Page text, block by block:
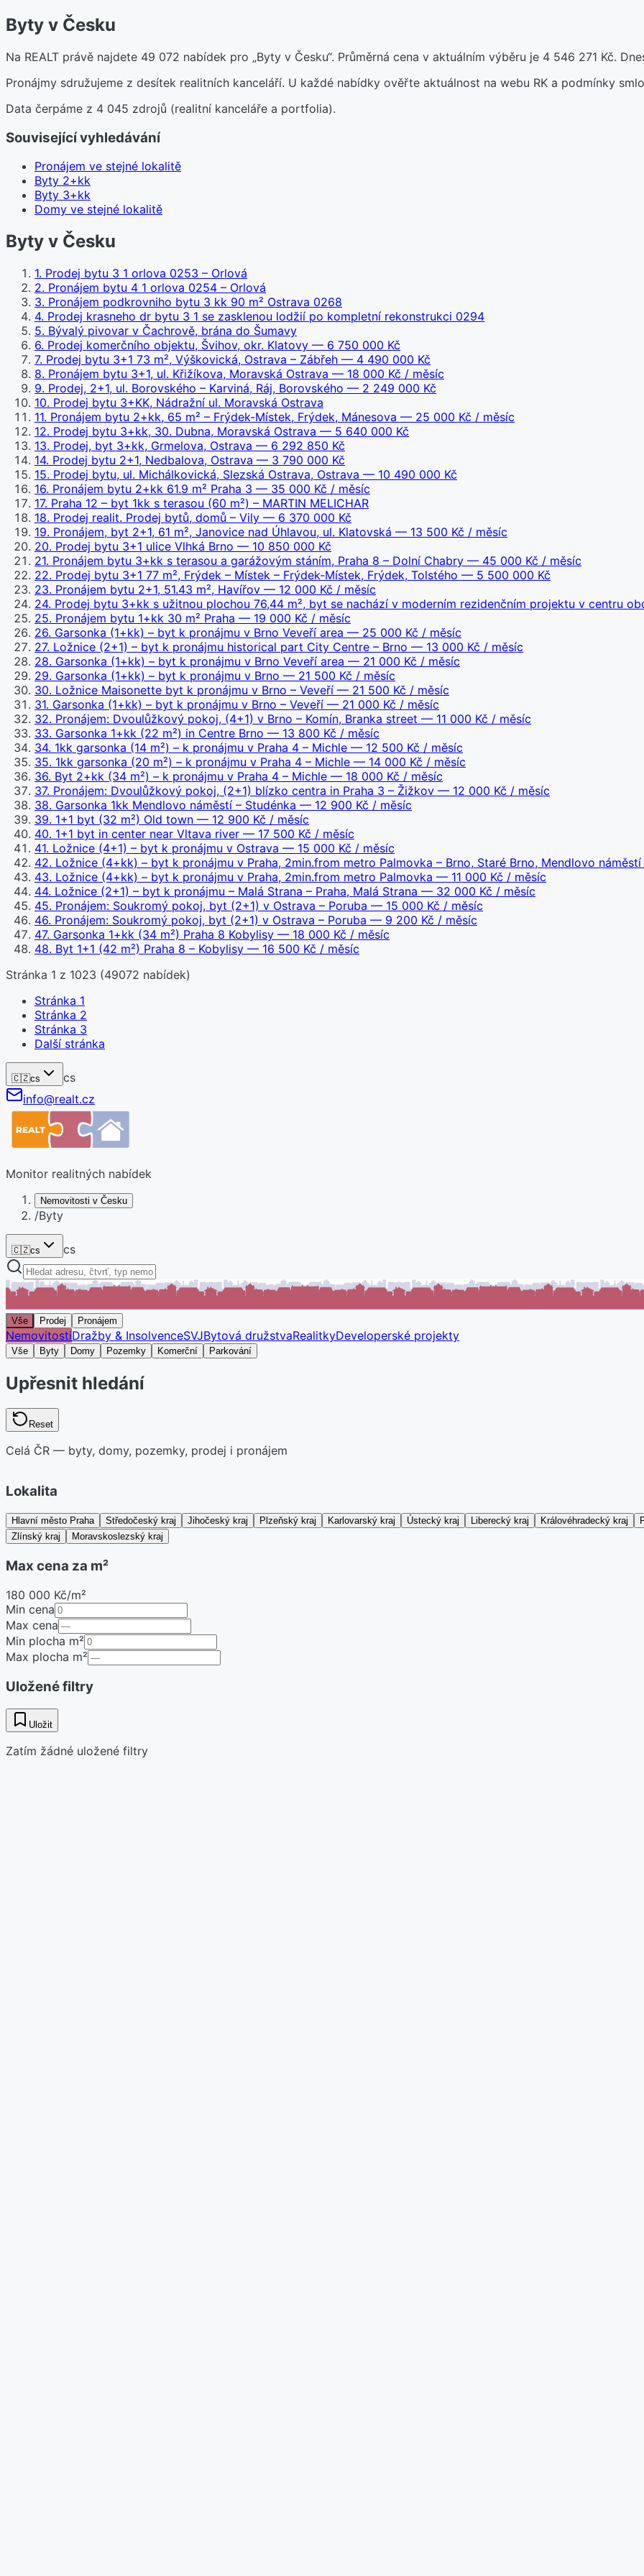
Byty v Česku
Na REALT právě najdete 49 072 nabídek pro „Byty v Česku“. Průměrná cena v aktuálním výběru je 4 546 271 Kč.
Pronájmy sdružujeme z desítek realitních kanceláří. U každé nabídky ověřte aktuálnost na webu RK a podmínky
Data čerpáme z 4 045 zdrojů (realitní kanceláře a portfolia).
Související vyhledávání
Pronájem ve stejné lokalitě
Byty 2+kk
Byty 3+kk
Domy ve stejné lokalitě
Byty v Česku
1. Prodej bytu 3 1 orlova 0253 – Orlová
2. Pronájem bytu 4 1 orlova 0254 – Orlová
3. Pronájem podkrovniho bytu 3 kk 90 m² Ostrava 0268
4. Prodej krasneho dr bytu 3 1 se zasklenou lodžií po kompletní rekonstrukci 0294
5. Bývalý pivovar v Čachrově, brána do Šumavy
6. Prodej komerčního objektu, Švihov, okr. Klatovy — 6 750 000 Kč
7. Prodej bytu 3+1 73 m², Výškovická, Ostrava – Zábřeh — 4 490 000 Kč
8. Pronájem bytu 3+1, ul. Křižíkova, Moravská Ostrava — 18 000 Kč / měsíc
9. Prodej, 2+1, ul. Borovského – Karviná, Ráj, Borovského — 2 249 000 Kč
10. Prodej bytu 3+KK, Nádražní ul. Moravská Ostrava
11. Pronájem bytu 2+kk, 65 m² – Frýdek-Místek, Frýdek, Mánesova — 25 000 Kč / měsíc
12. Prodej bytu 3+kk, 30. Dubna, Moravská Ostrava — 5 640 000 Kč
13. Prodej, byt 3+kk, Grmelova, Ostrava — 6 292 850 Kč
14. Prodej bytu 2+1, Nedbalova, Ostrava — 3 790 000 Kč
15. Prodej bytu, ul. Michálkovická, Slezská Ostrava, Ostrava — 10 490 000 Kč
16. Pronájem bytu 2+kk 61.9 m² Praha 3 — 35 000 Kč / měsíc
17. Praha 12 – byt 1kk s terasou (60 m²) – MARTIN MELICHAR
18. Prodej realit. Prodej bytů, domů – Vily — 6 370 000 Kč
19. Pronájem, byt 2+1, 61 m², Janovice nad Úhlavou, ul. Klatovská — 13 500 Kč / měsíc
20. Prodej bytu 3+1 ulice Vlhká Brno — 10 850 000 Kč
21. Pronájem bytu 3+kk s terasou a garážovým stáním, Praha 8 – Dolní Chabry — 45 000 Kč / měsíc
22. Prodej bytu 3+1 77 m², Frýdek – Místek – Frýdek-Místek, Frýdek, Tolstého — 5 500 000 Kč
23. Pronájem bytu 2+1, 51.43 m², Havířov — 12 000 Kč / měsíc
24. Prodej bytu 3+kk s užitnou plochou 76,44 m², byt se nachází v moderním rezidenčním projektu v centru
25. Pronájem bytu 1+kk 30 m² Praha — 19 000 Kč / měsíc
26. Garsonka (1+kk) – byt k pronájmu v Brno Veveří area — 25 000 Kč / měsíc
27. Ložnice (2+1) – byt k pronájmu historical part City Centre – Brno — 13 000 Kč / měsíc
28. Garsonka (1+kk) – byt k pronájmu v Brno Veveří area — 21 000 Kč / měsíc
29. Garsonka (1+kk) – byt k pronájmu v Brno — 21 500 Kč / měsíc
30. Ložnice Maisonette byt k pronájmu v Brno – Veveří — 21 500 Kč / měsíc
31. Garsonka (1+kk) – byt k pronájmu v Brno – Veveří — 21 000 Kč / měsíc
32. Pronájem: Dvoulůžkový pokoj, (4+1) v Brno – Komín, Branka street — 11 000 Kč / měsíc
33. Garsonka 1+kk (22 m²) in Centre Brno — 13 800 Kč / měsíc
34. 1kk garsonka (14 m²) – k pronájmu v Praha 4 – Michle — 12 500 Kč / měsíc
35. 1kk garsonka (20 m²) – k pronájmu v Praha 4 – Michle — 14 000 Kč / měsíc
36. Byt 2+kk (34 m²) – k pronájmu v Praha 4 – Michle — 18 000 Kč / měsíc
37. Pronájem: Dvoulůžkový pokoj, (2+1) blízko centra in Praha 3 – Žižkov — 12 000 Kč / měsíc
38. Garsonka 1kk Mendlovo náměstí – Studénka — 12 900 Kč / měsíc
39. 1+1 byt (32 m²) Old town — 12 900 Kč / měsíc
40. 1+1 byt in center near Vltava river — 17 500 Kč / měsíc
41. Ložnice (4+1) – byt k pronájmu v Ostrava — 15 000 Kč / měsíc
42. Ložnice (4+kk) – byt k pronájmu v Praha, 2min.from metro Palmovka – Brno, Staré Brno, Mendlovo náměstí
43. Ložnice (4+kk) – byt k pronájmu v Praha, 2min.from metro Palmovka — 11 000 Kč / měsíc
44. Ložnice (2+1) – byt k pronájmu – Malá Strana – Praha, Malá Strana — 32 000 Kč / měsíc
45. Pronájem: Soukromý pokoj, byt (2+1) v Ostrava – Poruba — 15 000 Kč / měsíc
46. Pronájem: Soukromý pokoj, byt (2+1) v Ostrava – Poruba — 9 200 Kč / měsíc
47. Garsonka 1+kk (34 m²) Praha 8 Kobylisy — 18 000 Kč / měsíc
48. Byt 1+1 (42 m²) Praha 8 – Kobylisy — 16 500 Kč / měsíc
Stránka 1 z 1023 (49072 nabídek)
Stránka 1
Stránka 2
Stránka 3
Další stránka
🇨🇿cs
cs
info@realt.cz
Monitor realitných nabídek
Nemovitosti v Česku
/Byty
🇨🇿cs cs
Vše Prodej Pronájem
NemovitostiDražby & InsolvenceSVJBytová družstvaRealitkyDeveloperské projekty
Vše Byty Domy Pozemky Komerční Parkování
Upřesnit hledání
Reset
Celá ČR — byty, domy, pozemky, prodej i pronájem
Lokalita
Hlavní město Praha Středočeský kraj Jihočeský kraj Plzeňský kraj Karlovarský kraj Ústecký kraj Liberecký kraj Královéhradecký kraj
Zlínský kraj
Moravskoslezský kraj
Max cena za m²
180 000 Kč/m²
Min cena
Max cena
Min plocha m²
Max plocha m²
Uložené filtry
Uložit
Zatím žádné uložené filtry